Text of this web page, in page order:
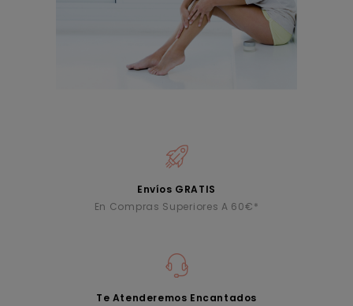
Envíos GRATIS
En Compras Superiores A 60€*
Te Atenderemos Encantados